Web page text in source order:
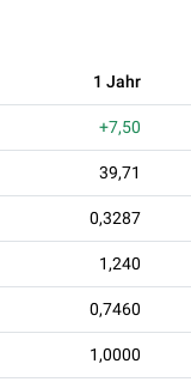
1 Jahr
+7,50
39,71
0,3287
1,240
0,7460
1,0000